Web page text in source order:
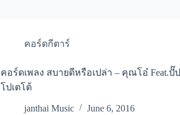
คอร์ดกีตาร์
คอร์ดเพลง สบายดีหรือเปล่า – คุณโอ๋ Feat.ปั๊ป
โปเตโต้
janthai Music June 6, 2016